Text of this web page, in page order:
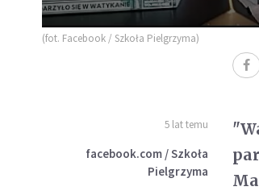
(fot. Facebook / Szkoła Pielgrzyma)
5 lat temu
facebook.com / Szkoła
Pielgrzyma